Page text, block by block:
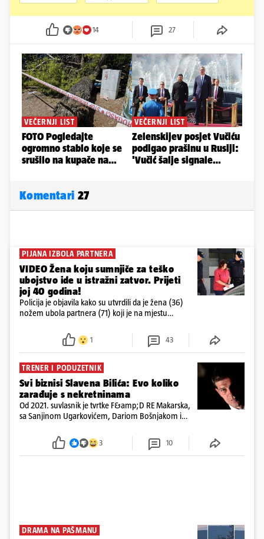
14 27
Komentari 27
PIJANA IZBOLA PARTNERA
VIDEO Žena koju sumnjiče za teško
ubojstvo ide u istražni zatvor. Prijeti
joj 40 godina!
Policija je objavila kako su utvrdili da je žena (36)
nožem ubola partnera (71) koji je na mjestu
ispitali i poslali u istražni zatvor
1 43
TRENER I PODUZETNIK
Svi biznisi Slavena Bilića: Evo koliko
zarađuje s nekretninama
Od 2021. suvlasnik je tvrtke F&amp;D RE Makarska,
sa Sanjinom Ugarkovićem, Dariom Bošnjakom i
poslovanje nekretninama, a od osnutka nema
zaposlenih
3 10
DRAMA NA PAŠMANU